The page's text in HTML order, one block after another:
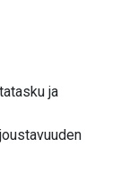
ja